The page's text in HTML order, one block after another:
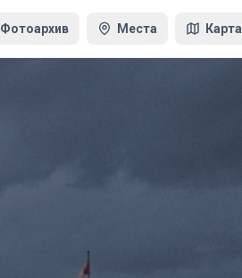
Фотоархив Места Карта